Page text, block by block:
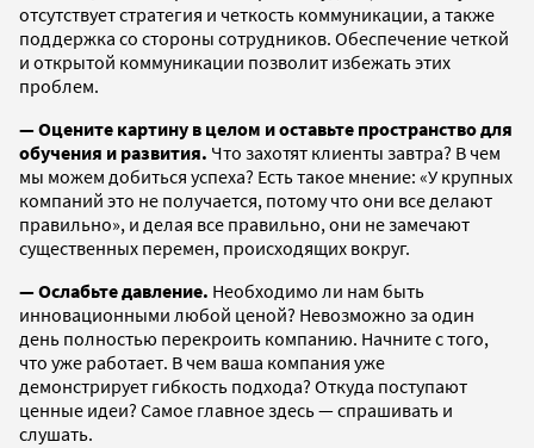
отсутствует стратегия и четкость коммуникации, а также
поддержка со стороны сотрудников. Обеспечение четкой
и открытой коммуникации позволит избежать этих
проблем.
— Оцените картину в целом и оставьте пространство для
обучения и развития. Что захотят клиенты завтра? В чем
мы можем добиться успеха? Есть такое мнение: «У крупных
компаний это не получается, потому что они все делают
правильно», и делая все правильно, они не замечают
существенных перемен, происходящих вокруг.
— Ослабьте давление. Необходимо ли нам быть
инновационными любой ценой? Невозможно за один
день полностью перекроить компанию. Начните с того,
что уже работает. В чем ваша компания уже
демонстрирует гибкость подхода? Откуда поступают
ценные идеи? Самое главное здесь — спрашивать и
слушать.